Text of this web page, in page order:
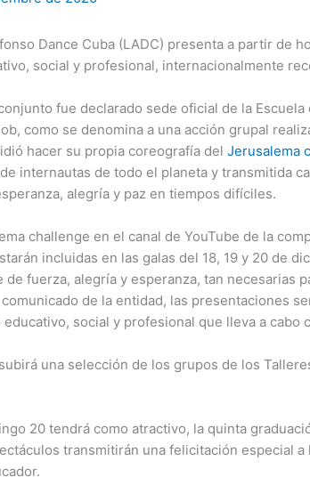
Dance Cuba (LADC) presenta a partir de
social y profesional, internacionalmente
fue declarado sede oficial de la
como se denomina a una acción grupal
hacer su propia coreografía delJerusalema
internautas de todo el planeta y transmitida
alegría y paz en tiempos difíciles.
challenge en el canal de YouTube de la
incluidas en las galas del 18, 19 y 20 de
de fuerza, alegría y esperanza, tan necesarias
de la entidad, las presentaciones
social y profesional que lleva a cabo
una selección de los grupos de los
20 tendrá como atractivo, la quinta
transmitirán una felicitación especial